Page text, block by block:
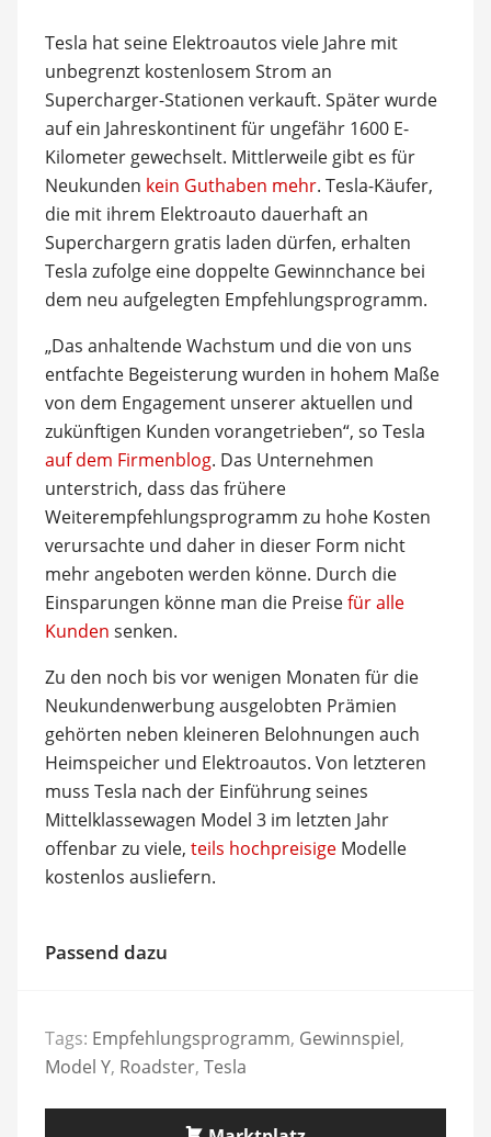
Tesla hat seine Elektroautos viele Jahre mit
unbegrenzt kostenlosem Strom an
Supercharger-Stationen verkauft. Später wurde
auf ein Jahreskontinent für ungefähr 1600 E-
Kilometer gewechselt. Mittlerweile gibt es für
Neukunden kein Guthaben mehr. Tesla-Käufer,
die mit ihrem Elektroauto dauerhaft an
Superchargern gratis laden dürfen, erhalten
Tesla zufolge eine doppelte Gewinnchance bei
dem neu aufgelegten Empfehlungsprogramm.
„Das anhaltende Wachstum und die von uns
entfachte Begeisterung wurden in hohem Maße
von dem Engagement unserer aktuellen und
zukünftigen Kunden vorangetrieben“, so Tesla
auf dem Firmenblog. Das Unternehmen
unterstrich, dass das frühere
Weiterempfehlungsprogramm zu hohe Kosten
verursachte und daher in dieser Form nicht
mehr angeboten werden könne. Durch die
Einsparungen könne man die Preisefür alle
Kunden senken.
Zu den noch bis vor wenigen Monaten für die
Neukundenwerbung ausgelobten Prämien
gehörten neben kleineren Belohnungen auch
Heimspeicher und Elektroautos. Von letzteren
muss Tesla nach der Einführung seines
Mittelklassewagen Model 3 im letzten Jahr
offenbar zu viele, teils hochpreisigeModelle
kostenlos ausliefern.
Passend dazu
Tags: Empfehlungsprogramm, Gewinnspiel,
Model Y, Roadster, Tesla